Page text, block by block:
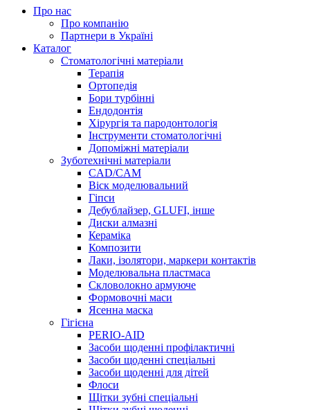
Про нас
Про компанію
Партнери в Україні
Каталог
Стоматологічні матеріали
Терапія
Ортопедія
Бори турбінні
Ендодонтія
Хірургія та пародонтологія
Інструменти стоматологічні
Допоміжні матеріали
Зуботехнічні матеріали
CAD/CAM
Віск моделювальний
Гіпси
Дебублайзер, GLUFI, інше
Диски алмазні
Кераміка
Композити
Лаки, ізолятори, маркери контактів
Моделювальна пластмаса
Скловолокно армуюче
Формовочні маси
Ясенна маска
Гігієна
PERIO-AID
Засоби щоденні профілактичні
Засоби щоденні спеціальні
Засоби щоденні для дітей
Флоси
Щітки зубні спеціальні